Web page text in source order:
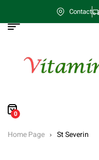
Contact
0
Home Page St Severin